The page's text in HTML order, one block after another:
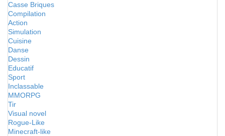
Casse Briques
Compilation
Action
Simulation
Cuisine
Danse
Dessin
Educatif
Sport
Inclassable
MMORPG
Tir
Visual novel
Rogue-Like
Minecraft-like